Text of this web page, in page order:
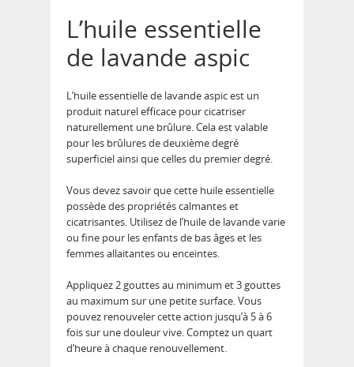
L’huile essentielle
de lavande aspic
L’huile essentielle de lavande aspic est un
produit naturel efficace pour cicatriser
naturellement une brûlure. Cela est valable
pour les brûlures de deuxième degré
superficiel ainsi que celles du premier degré.
Vous devez savoir que cette huile essentielle
possède des propriétés calmantes et
cicatrisantes. Utilisez de l’huile de lavande varie
ou fine pour les enfants de bas âges et les
femmes allaitantes ou enceintes.
Appliquez 2 gouttes au minimum et 3 gouttes
au maximum sur une petite surface. Vous
pouvez renouveler cette action jusqu’à 5 à 6
fois sur une douleur vive. Comptez un quart
d’heure à chaque renouvellement.